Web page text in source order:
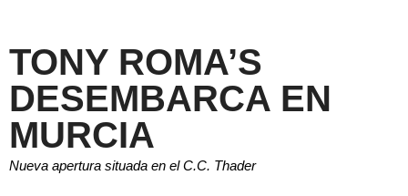
TONY ROMA’S
DESEMBARCA EN
MURCIA
Nueva apertura situada en el C.C. Thader